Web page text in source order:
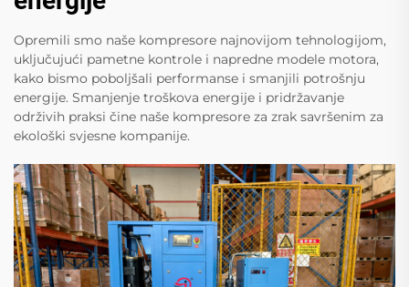
Opremili smo naše kompresore najnovijom tehnologijom,
uključujući pametne kontrole i napredne modele motora,
kako bismo poboljšali performanse i smanjili potrošnju
energije. Smanjenje troškova energije i pridržavanje
održivih praksi čine naše kompresore za zrak savršenim za
ekološki svjesne kompanije.